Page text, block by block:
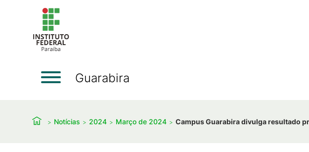
Guarabira
Notícias 2024 Março de 2024 Campus Guarabira divulga resultado